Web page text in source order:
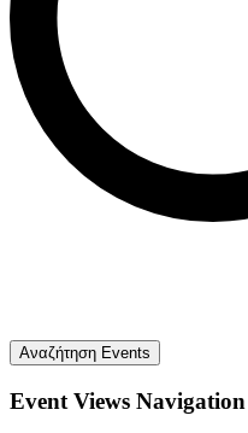
Αναζήτηση Events
Event Views Navigation